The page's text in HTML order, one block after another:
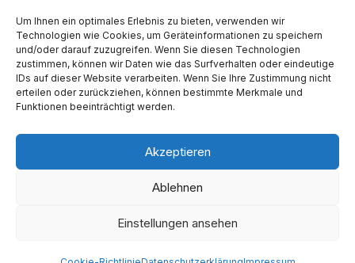
Um Ihnen ein optimales Erlebnis zu bieten, verwenden wir
Technologien wie Cookies, um Geräteinformationen zu speichern
und/oder darauf zuzugreifen. Wenn Sie diesen Technologien
zustimmen, können wir Daten wie das Surfverhalten oder eindeutige
IDs auf dieser Website verarbeiten. Wenn Sie Ihre Zustimmung nicht
erteilen oder zurückziehen, können bestimmte Merkmale und
Funktionen beeinträchtigt werden.
Akzeptieren
Ablehnen
Einstellungen ansehen
Kategorien
Allgemein
BackKultur
Impressum
Datenschutzerklärung
Cookie-Richtlinie (EU)